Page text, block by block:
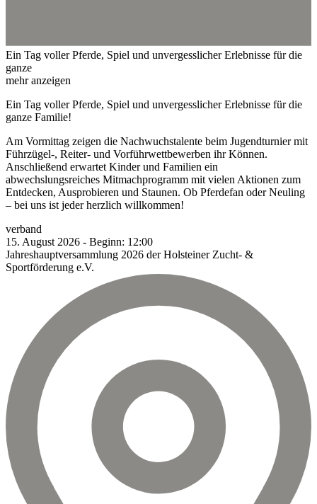
Ein Tag voller Pferde, Spiel und unvergesslicher Erlebnisse für die
ganze
mehr anzeigen
Ein Tag voller Pferde, Spiel und unvergesslicher Erlebnisse für die
ganze Familie!
Am Vormittag zeigen die Nachwuchstalente beim Jugendturnier mit
Führzügel-, Reiter- und Vorführwettbewerben ihr Können.
Anschließend erwartet Kinder und Familien ein
abwechslungsreiches Mitmachprogramm mit vielen Aktionen zum
Entdecken, Ausprobieren und Staunen. Ob Pferdefan oder Neuling
– bei uns ist jeder herzlich willkommen!
verband
15. August 2026 - Beginn: 12:00
Jahreshauptversammlung 2026 der Holsteiner Zucht- &
Sportförderung e.V.